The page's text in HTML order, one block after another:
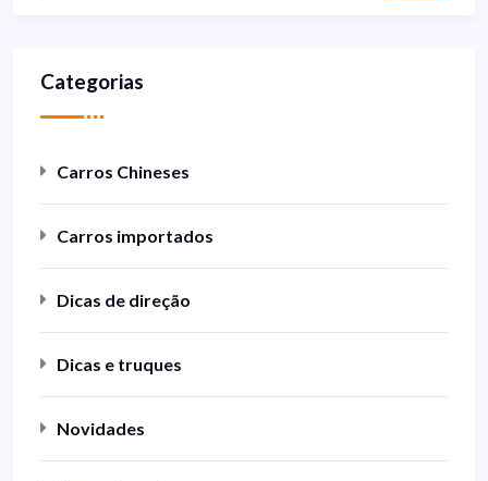
Categorias
Carros Chineses
Carros importados
Dicas de direção
Dicas e truques
Novidades